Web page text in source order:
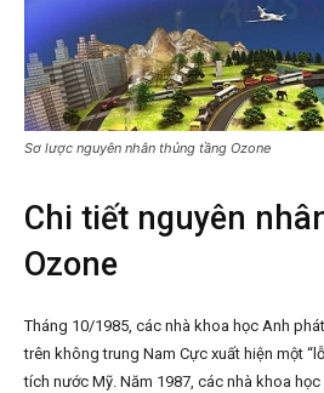
Sơ lược nguyên nhân thủng tầng Ozone
Chi tiết nguyên
Ozone
Tháng 10/1985, các nhà khoa học Anh
trên không trung Nam Cực xuất hiện một
tích nước Mỹ. Năm 1987, các nhà khoa